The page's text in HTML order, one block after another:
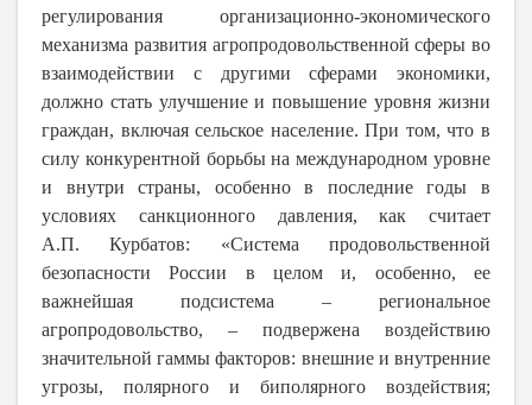
регулирования организационно-экономического
механизма развития агропродовольственной сферы во
взаимодействии с другими сферами экономики,
должно стать улучшение и повышение уровня жизни
граждан, включая сельское население. При том, что в
силу конкурентной борьбы на международном уровне
и внутри страны, особенно в последние годы в
условиях санкционного давления, как считает
А.П. Курбатов: «Система продовольственной
безопасности России в целом и, особенно, ее
важнейшая подсистема – региональное
агропродовольство, – подвержена воздействию
значительной гаммы факторов: внешние и внутренние
угрозы, полярного и биполярного воздействия;